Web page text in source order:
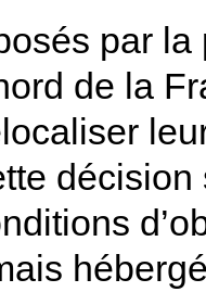
par
de la